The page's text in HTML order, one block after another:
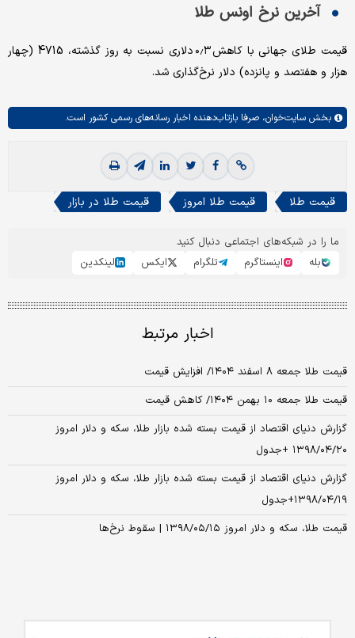
آخرین نرخ اونس طلا
قیمت طلای جهانی با کاهش ۰٫۳ دلاری نسبت به روز گذشته، 4715 (چهار
هزار و هفتصد و پانزده) دلار نرخ‌گذاری شد.
بخش سایت‌خوان، صرفا بازتاب‌دهنده اخبار رسانه‌های رسمی کشور است.
قیمت طلا قیمت طلا امروز قیمت طلا در بازار
ما را در شبکه‌های اجتماعی دنبال کنید
بله
اینستاگرم تلگرام ایکس لینکدین
اخبار مرتبط
قیمت طلا جمعه ۸ اسفند ۱۴۰۴/ افزایش قیمت
قیمت طلا جمعه ۱۰ بهمن ۱۴۰۴/ کاهش قیمت​
گزارش دنیای اقتصاد از قیمت بسته شده بازار طلا، سکه و دلار امروز
۱۳۹۸/۰۴/۲۰ +جدول
گزارش دنیای اقتصاد از قیمت بسته شده بازار طلا، سکه و دلار امروز
۱۳۹۸/۰۴/۱۹+جدول
قیمت طلا، سکه و دلار امروز ۱۳۹۸/۰۵/۱۵ | سقوط نرخ‌ها